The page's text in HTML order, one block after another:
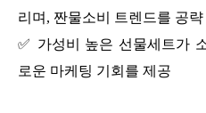
리며, 짠물소비 트렌드를 공략
✅ 가성비 높은 선물세트가
로운 마케팅 기회를 제공